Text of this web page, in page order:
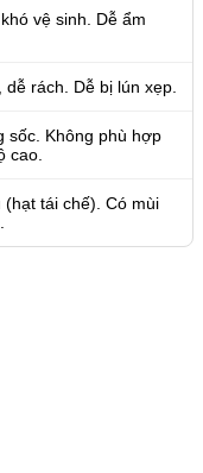
vệ sinh. Dễ ẩm
rách. Dễ bị lún xẹp.
sốc. Không phù hợp
cao.
(hạt tái chế). Có mùi